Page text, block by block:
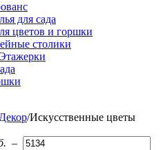
для сада
цветов и горшки
столики
/Искусственные цветы
–